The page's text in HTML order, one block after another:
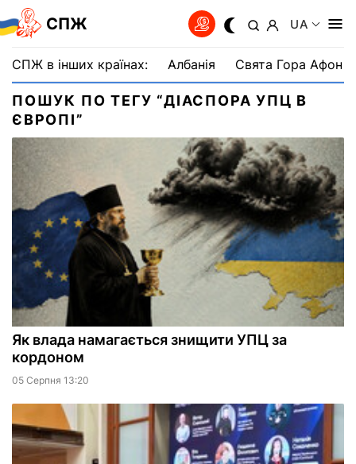
СПЖ UA
СПЖ в інших країнах: Албанія Свята Гора Афон
ПОШУК ПО ТЕГУ “ДІАСПОРА УПЦ В
ЄВРОПІ”
Як влада намагається знищити УПЦ за
кордоном
05 Серпня 13:20